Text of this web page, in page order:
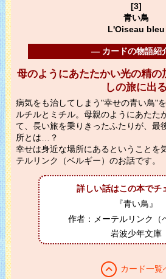
[3]
青い鳥
L'Oiseau bleu
― カードの物語紹
母のようにあたたかい光の精の
しの旅に出る
病気をも治してしまう"幸せの青い鳥"
ルチルとミチル。母親のようにあたた
て、長い旅を乗りきったふたりが、最
所とは…？
幸せは身近な場所にあるということを
テルリンク（ベルギー）のお話です。
詳しい話はこの本でチ
『青い鳥』
作者：メーテルリンク（
岩波少年文庫
expand_less カード一覧